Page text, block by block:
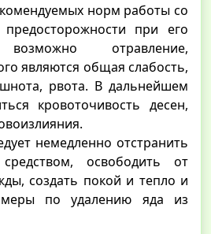
норм работы со
при его
возможно отравление,
являются общая слабость,
рвота. В дальнейшем
кровоточивость десен,
немедленно отстранить
освободить от
создать покой и тепло и
по удалению яда из